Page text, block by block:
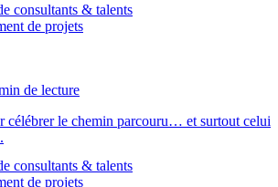
consultants & talents
de projets
de lecture
célébrer le chemin parcouru… et surtout celui
consultants & talents
de projets